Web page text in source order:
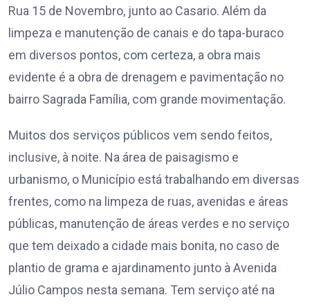
Rua 15 de Novembro, junto ao Casario. Além da
limpeza e manutenção de canais e do tapa-buraco
em diversos pontos, com certeza, a obra mais
evidente é a obra de drenagem e pavimentação no
bairro Sagrada Família, com grande movimentação.
Muitos dos serviços públicos vem sendo feitos,
inclusive, à noite. Na área de paisagismo e
urbanismo, o Município está trabalhando em diversas
frentes, como na limpeza de ruas, avenidas e áreas
públicas, manutenção de áreas verdes e no serviço
que tem deixado a cidade mais bonita, no caso de
plantio de grama e ajardinamento junto à Avenida
Júlio Campos nesta semana. Tem serviço até na